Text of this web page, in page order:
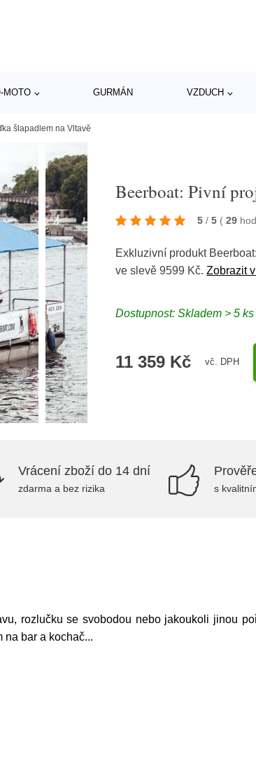
MOTO GURMÁN VZDUCH
šlapadlem na Vltavě
Beerboat: Pivní
5 / 5 ( 29
Exkluzivní produkt
ve slevě 9599 Kč.Zobrazit
Dostupnost: Skladem > 5 ks
11 359 Kč vč. DPH
Vrácení zboží do 14 dní
zdarma a bez rizika s
rozlučku se svobodou nebo jakoukoli jinou
na bar a kochač...